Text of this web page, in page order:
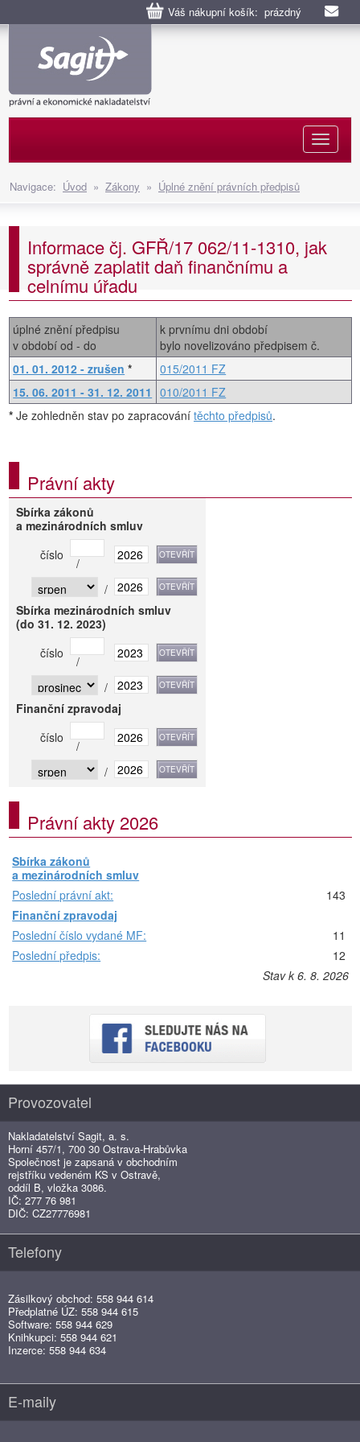
Váš nákupní košík: prázdný
Navigace: Úvod » Zákony » Úplné znění právních předpisů
Informace čj. GFŘ/17 062/11-1310, jak
správně zaplatit daň finančnímu a
celnímu úřadu
úplné znění předpisu
v období od - do
k prvnímu dni období
bylo novelizováno předpisem č.
01. 01. 2012 - zrušen *
015/2011 FZ
15. 06. 2011 - 31. 12. 2011
010/2011 FZ
* Je zohledněn stav po zapracování těchto předpisů.
Právní akty
Sbírka zákonů
a mezinárodních smluv
číslo
/
/
Sbírka mezinárodních smluv
(do 31. 12. 2023)
číslo
/
/
Finanční zpravodaj
číslo
/
/
Právní akty 2026
Sbírka zákonů
a mezinárodních smluv
Poslední právní akt:
143
Finanční zpravodaj
Poslední číslo vydané MF:
11
Poslední předpis:
12
Stav k 6. 8. 2026
Provozovatel
Nakladatelství Sagit, a. s.
Horní 457/1, 700 30 Ostrava-Hrabůvka
Společnost je zapsaná v obchodním
rejstříku vedeném KS v Ostravě,
oddíl B, vložka 3086.
IČ: 277 76 981
DIČ: CZ27776981
Telefony
Zásilkový obchod: 558 944 614
Předplatné ÚZ: 558 944 615
Software: 558 944 629
Knihkupci: 558 944 621
Inzerce: 558 944 634
E-maily